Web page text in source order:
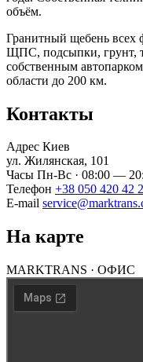
объём.
Гранитный щебень всех
ЩПС, подсыпки, грунт,
собственным
области до 200 км.
Контакты
Адрес Киев
ул. Жилянская, 101
Часы Пн-Вс · 08:00 —
Телефон +38 050 420 42
E-mail
На карте
MARKTRANS · ОФИС